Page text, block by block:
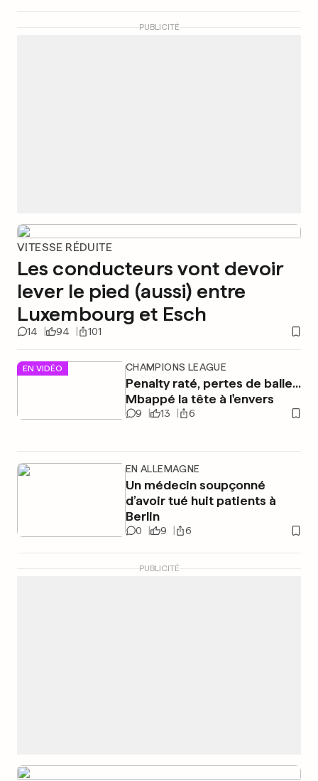
PUBLICITÉ
VITESSE RÉDUITE
Les conducteurs vont devoir
lever le pied (aussi) entre
Luxembourg et Esch
14 94 101
EN VIDÉO CHAMPIONS LEAGUE
Penalty raté, pertes de balle...
Mbappé la tête à l'envers
9 13 6
EN ALLEMAGNE
Un médecin soupçonné
d’avoir tué huit patients à
Berlin
0 9 6
PUBLICITÉ